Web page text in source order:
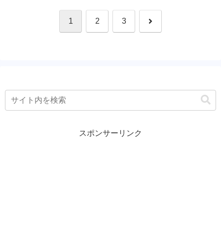
1 2 3 次
スポンサーリンク